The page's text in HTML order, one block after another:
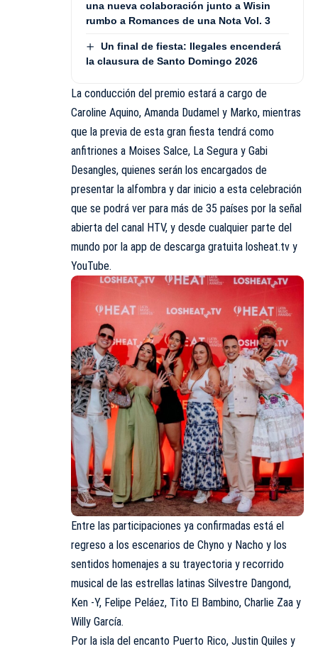
una nueva colaboración junto a Wisin
rumbo a Romances de una Nota Vol. 3
Un final de fiesta: Ilegales encenderá
la clausura de Santo Domingo 2026
La conducción del premio estará a cargo de
Caroline Aquino, Amanda Dudamel y Marko, mientras
que la previa de esta gran fiesta tendrá como
anfitriones a Moises Salce, La Segura y Gabi
Desangles, quienes serán los encargados de
presentar la alfombra y dar inicio a esta celebración
que se podrá ver para más de 35 países por la señal
abierta del canal HTV, y desde cualquier parte del
mundo por la app de descarga gratuita losheat.tv y
YouTube.
Entre las participaciones ya confirmadas está el
regreso a los escenarios de Chyno y Nacho y los
sentidos homenajes a su trayectoria y recorrido
musical de las estrellas latinas Silvestre Dangond,
Ken -Y, Felipe Peláez, Tito El Bambino, Charlie Zaa y
Willy García.
Por la isla del encanto Puerto Rico, Justin Quiles y